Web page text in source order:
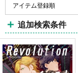
追加検索条件